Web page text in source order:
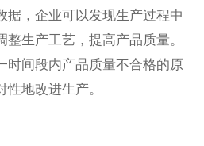
据，企业可以发现生产过程中
生产工艺，提高产品质量。
时间段内产品质量不合格的原
地改进生产。